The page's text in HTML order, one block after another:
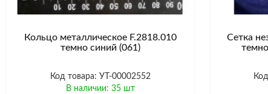
Кольцо металлическое F.2818.010
темно синий (061)
Код товара: УТ-00002552
В наличии: 35 шт
Сетка